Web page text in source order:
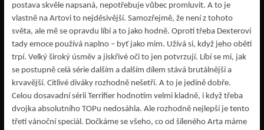
postava skvěle napsaná, nepotřebuje vůbec promluvit. A to je
vlastně na Artovi to nejděsivější. Samozřejmě, že není z tohoto
světa, ale mě se opravdu líbí a to jako hodně. Oproti třeba Dexterovi
tady emoce používá naplno – byť jako mim. Užívá si, když jeho oběti
trpí. Velký široký úsměv a jiskřivé oči to jen potvrzují. Líbí se mi, jak
se postupně celá série dalším a dalším dílem stává brutálnější a
krvavější. Citlivé diváky rozhodně nešetří. A to je jedině dobře.
Celou dosavadní sérii Terrifier hodnotím velmi kladně, i když třeba
dvojka absolutního TOPu nedosáhla. Ale rozhodně nejlepší je tento
třetí vánoční speciál. Dočkáme se všeho, co od šíleného Arta máme